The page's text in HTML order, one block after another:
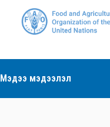
Мэдээ мэдээлэл